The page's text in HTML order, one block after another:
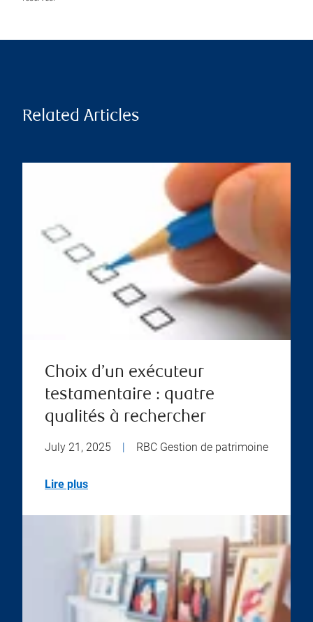
Related Articles
Choix d’un exécuteur
testamentaire : quatre
qualités à rechercher
July 21, 2025 | RBC Gestion de patrimoine
Lire plus